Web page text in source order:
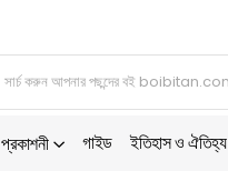
প্রকাশনী গাইড ইতিহাস ও ঐতিহ্য